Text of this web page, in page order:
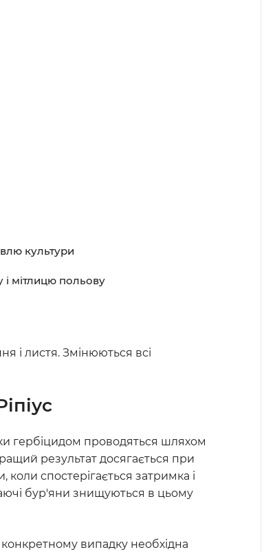
культури
і мітлицю польову
і листя. Змінюються всі
гербіцидом проводяться шляхом
результат досягається при
спостерігається затримка і
бур'яни знищуються в цьому
випадку необхідна